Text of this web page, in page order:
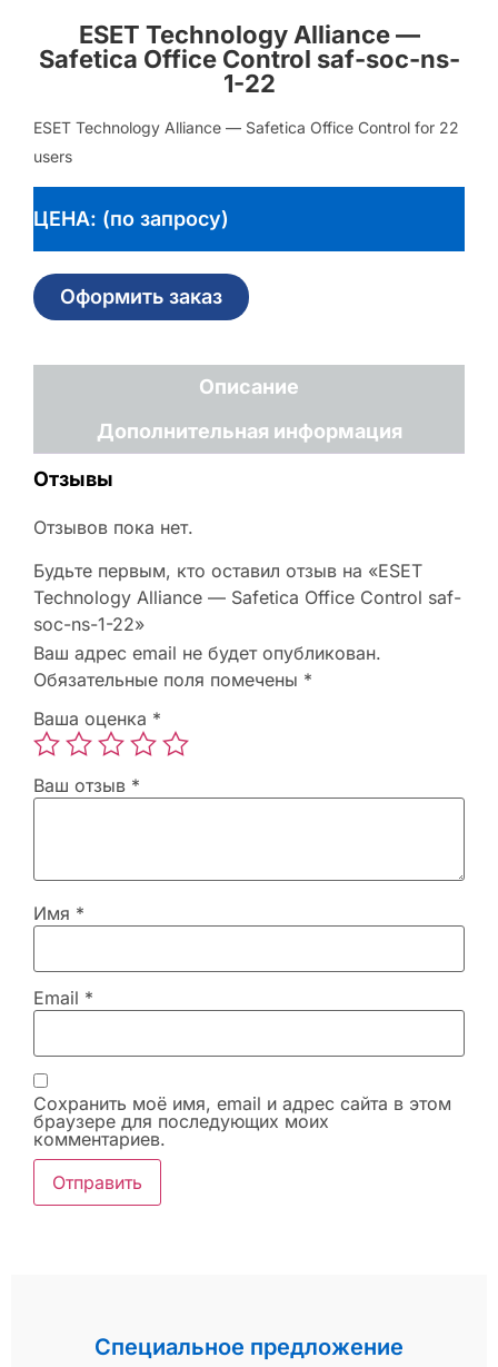
ESET Technology Alliance —
Safetica Office Control saf-soc-ns-
1-22
ESET Technology Alliance — Safetica Office Control for 22
users
ЦЕНА: (по запросу)
Оформить заказ
Описание
Дополнительная информация
Отзывы
Отзывов пока нет.
Будьте первым, кто оставил отзыв на «ESET
Technology Alliance — Safetica Office Control saf-
soc-ns-1-22»
Ваш адрес email не будет опубликован.
Обязательные поля помечены *
Ваша оценка *
Ваш отзыв *
Имя *
Email *
Сохранить моё имя, email и адрес сайта в этом
браузере для последующих моих
комментариев.
Специальное предложение